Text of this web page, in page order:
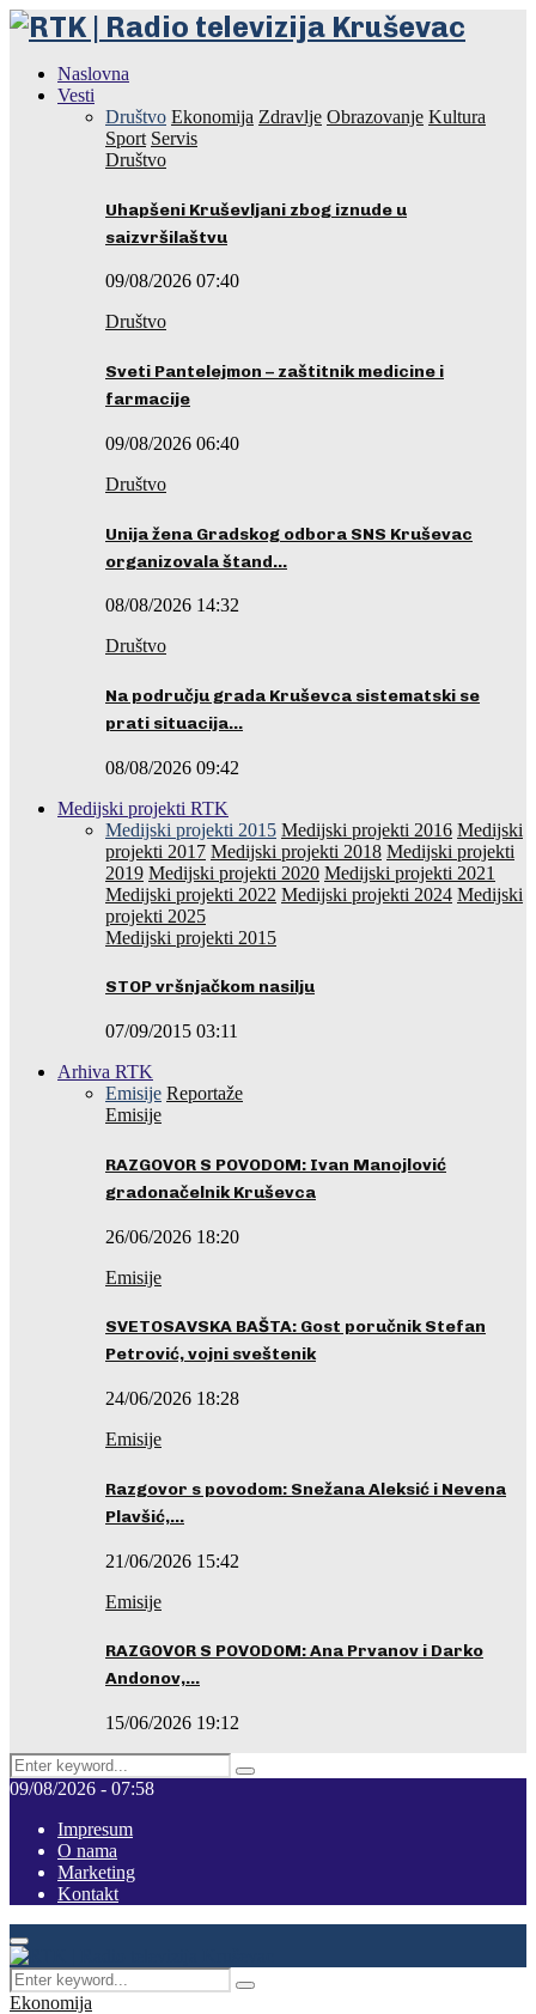
Naslovna
Vesti
Društvo Ekonomija Zdravlje Obrazovanje Kultura
Sport Servis
Društvo
Uhapšeni Kruševljani zbog iznude u
saizvršilaštvu
09/08/2026 07:40
Društvo
Sveti Pantelejmon – zaštitnik medicine i
farmacije
09/08/2026 06:40
Društvo
Unija žena Gradskog odbora SNS Kruševac
organizovala štand…
08/08/2026 14:32
Društvo
Na području grada Kruševca sistematski se
prati situacija…
08/08/2026 09:42
Medijski projekti RTK
Medijski projekti 2015 Medijski projekti 2016 Medijski
projekti 2017 Medijski projekti 2018 Medijski projekti
2019 Medijski projekti 2020 Medijski projekti 2021
Medijski projekti 2022 Medijski projekti 2024 Medijski
projekti 2025
Medijski projekti 2015
STOP vršnjačkom nasilju
07/09/2015 03:11
Arhiva RTK
Emisije Reportaže
Emisije
RAZGOVOR S POVODOM: Ivan Manojlović
gradonačelnik Kruševca
26/06/2026 18:20
Emisije
SVETOSAVSKA BAŠTA: Gost poručnik Stefan
Petrović, vojni sveštenik
24/06/2026 18:28
Emisije
Razgovor s povodom: Snežana Aleksić i Nevena
Plavšić,…
21/06/2026 15:42
Emisije
RAZGOVOR S POVODOM: Ana Prvanov i Darko
Andonov,…
15/06/2026 19:12
Search
for:
Pretraga
09/08/2026 - 07:58
Impresum
O nama
Marketing
Kontakt
Facebook
Instagram
Youtube
Primary
Menu
Search
for:
Pretraga
Ekonomija